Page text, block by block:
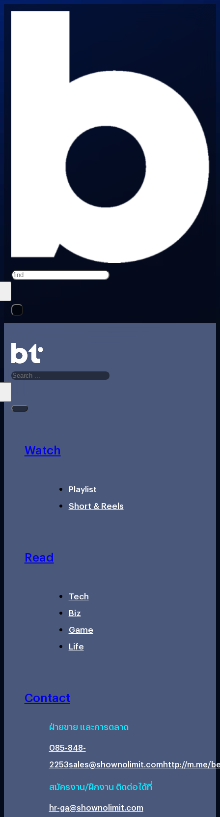
Search
Search
Watch
Playlist
Short & Reels
Read
Tech
Biz
Game
Life
Contact
ฝ่ายขาย และการตลาด
085-848-
2253sales@shownolimit.comhttp://m.me/
สมัครงาน/ฝึกงาน ติดต่อได้ที่
hr-ga@shownolimit.com